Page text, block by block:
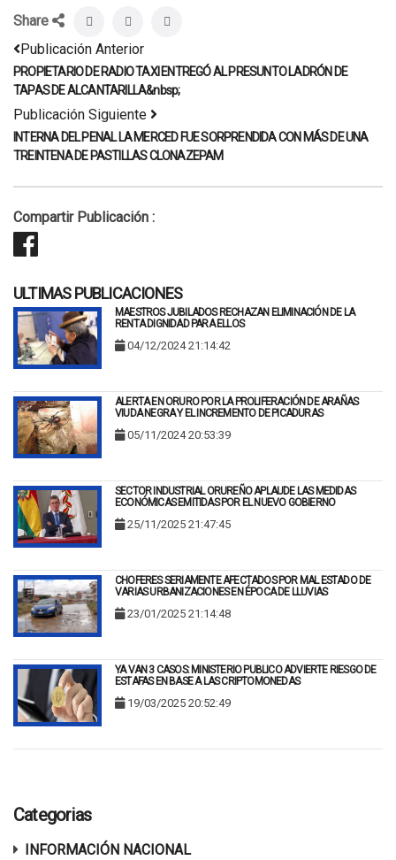
Share
Publicación Anterior
PROPIETARIO DE RADIO TAXI ENTREGÓ AL PRESUNTO LADRÓN DE
TAPAS DE ALCANTARILLA&nbsp;
Publicación Siguiente
INTERNA DEL PENAL LA MERCED FUE SORPRENDIDA CON MÁS DE UNA
TREINTENA DE PASTILLAS CLONAZEPAM
Compartir Publicación :
ULTIMAS PUBLICACIONES
MAESTROS JUBILADOS RECHAZAN ELIMINACIÓN DE LA
RENTA DIGNIDAD PARA ELLOS
04/12/2024 21:14:42
ALERTA EN ORURO POR LA PROLIFERACIÓN DE ARAÑAS
VIUDA NEGRA Y EL INCREMENTO DE PICADURAS
05/11/2024 20:53:39
SECTOR INDUSTRIAL ORUREÑO APLAUDE LAS MEDIDAS
ECONÓMICAS EMITIDAS POR EL NUEVO GOBIERNO
25/11/2025 21:47:45
CHOFERES SERIAMENTE AFECTADOS POR MAL ESTADO DE
VARIAS URBANIZACIONES EN ÉPOCA DE LLUVIAS
23/01/2025 21:14:48
YA VAN 3 CASOS: MINISTERIO PUBLICO ADVIERTE RIESGO DE
ESTAFAS EN BASE A LAS CRIPTOMONEDAS
19/03/2025 20:52:49
Categorias
INFORMACIÓN NACIONAL